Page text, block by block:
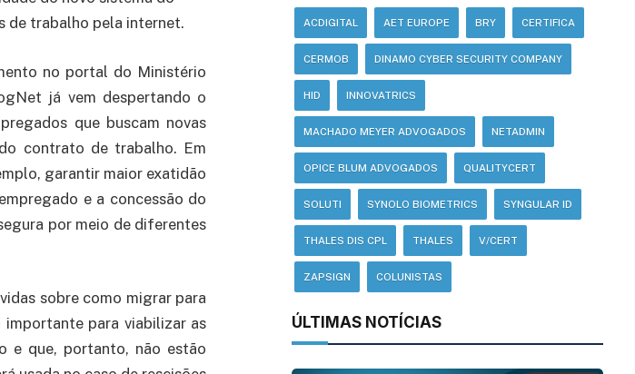
de trabalho pela internet.
no portal do Ministério
já vem despertando o
que buscam novas
contrato de trabalho. Em
garantir maior exatidão
e a concessão do
por meio de diferentes
sobre como migrar para
para viabilizar as
e que, portanto, não estão
ACDIGITAL AET EUROPE BRY CERTIFICA
CERMOB DINAMO CYBER SECURITY COMPANY
HID INNOVATRICS
MACHADO MEYER ADVOGADOS NETADMIN
OPICE BLUM ADVOGADOS QUALITYCERT
SOLUTI SYNOLO BIOMETRICS SYNGULAR ID
THALES DIS CPL THALES V/CERT
ZAPSIGN COLUNISTAS
ÚLTIMAS NOTÍCIAS